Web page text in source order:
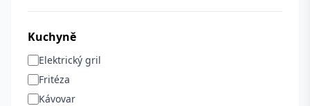
Kuchyně
Elektrický gril
Fritéza
Kávovar